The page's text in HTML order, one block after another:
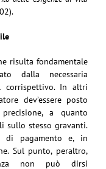
risulta fondamentale
dalla necessaria
corrispettivo. In altri
dev’essere posto
a quanto
sullo stesso gravanti.
di pagamento e, in
Sul punto, peraltro,
non può dirsi